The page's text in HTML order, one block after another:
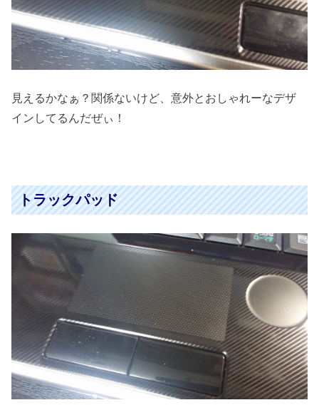
見えるかなぁ？関係ないけど、意外とおしゃれーなデザ
インしてるんだぜぃ！
トラックパッド